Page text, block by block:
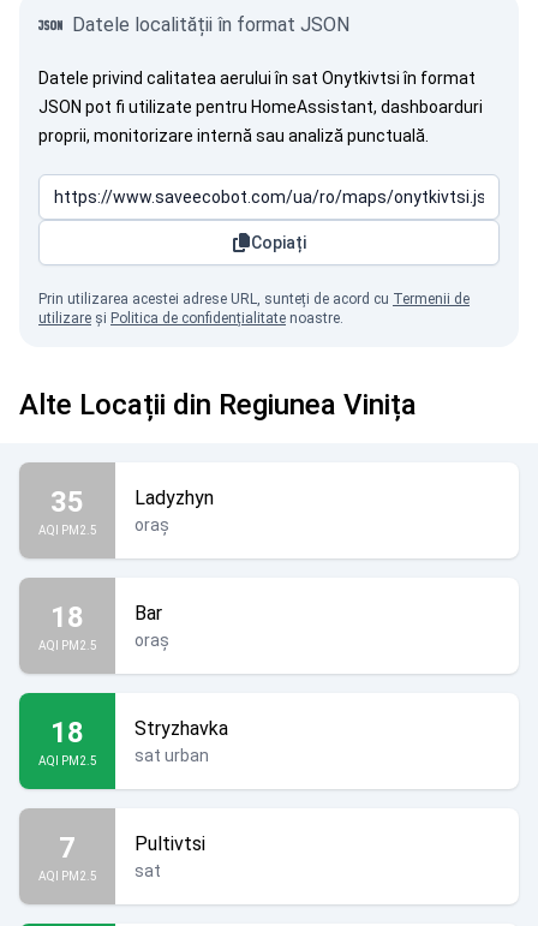
Datele localității în format JSON
Datele privind calitatea aerului în sat Onytkivtsi în format
JSON pot fi utilizate pentru HomeAssistant, dashboarduri
proprii, monitorizare internă sau analiză punctuală.
Copiați
Prin utilizarea acestei adrese URL, sunteți de acord cu Termenii de
utilizare și Politica de confidențialitate noastre.
Alte Locații din Regiunea Vinița
35
AQI PM2.5
Ladyzhyn
oraș
18
AQI PM2.5
Bar
oraș
18
AQI PM2.5
Stryzhavka
sat urban
7
AQI PM2.5
Pultivtsi
sat